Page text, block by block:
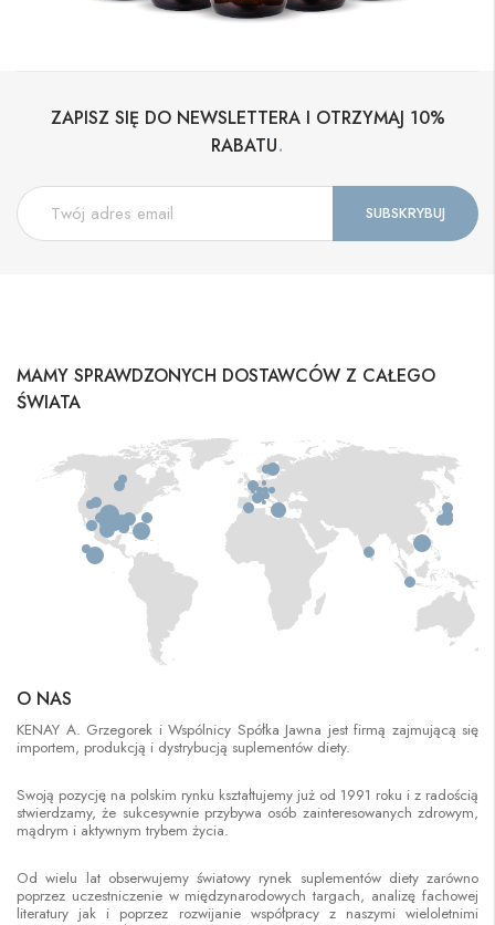
ZAPISZ SIĘ DO NEWSLETTERA I OTRZYMAJ 10%
RABATU.
MAMY SPRAWDZONYCH DOSTAWCÓW Z CAŁEGO
ŚWIATA
O NAS
KENAY A. Grzegorek i Wspólnicy Spółka Jawna jest firmą zajmującą się
importem, produkcją i dystrybucją suplementów diety.
Swoją pozycję na polskim rynku kształtujemy już od 1991 roku i z radością
stwierdzamy, że sukcesywnie przybywa osób zainteresowanych zdrowym,
mądrym i aktywnym trybem życia.
Od wielu lat obserwujemy światowy rynek suplementów diety zarówno
poprzez uczestniczenie w międzynarodowych targach, analizę fachowej
literatury jak i poprzez rozwijanie współpracy z naszymi wieloletnimi